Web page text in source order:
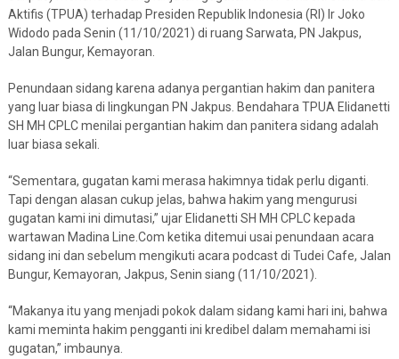
Aktifis (TPUA) terhadap Presiden Republik Indonesia (RI) Ir Joko
Widodo pada Senin (11/10/2021) di ruang Sarwata, PN Jakpus,
Jalan Bungur, Kemayoran.
Penundaan sidang karena adanya pergantian hakim dan panitera
yang luar biasa di lingkungan PN Jakpus. Bendahara TPUA Elidanetti
SH MH CPLC menilai pergantian hakim dan panitera sidang adalah
luar biasa sekali.
“Sementara, gugatan kami merasa hakimnya tidak perlu diganti.
Tapi dengan alasan cukup jelas, bahwa hakim yang mengurusi
gugatan kami ini dimutasi,” ujar Elidanetti SH MH CPLC kepada
wartawan Madina Line.Com ketika ditemui usai penundaan acara
sidang ini dan sebelum mengikuti acara podcast di Tudei Cafe, Jalan
Bungur, Kemayoran, Jakpus, Senin siang (11/10/2021).
“Makanya itu yang menjadi pokok dalam sidang kami hari ini, bahwa
kami meminta hakim pengganti ini kredibel dalam memahami isi
gugatan,” imbaunya.